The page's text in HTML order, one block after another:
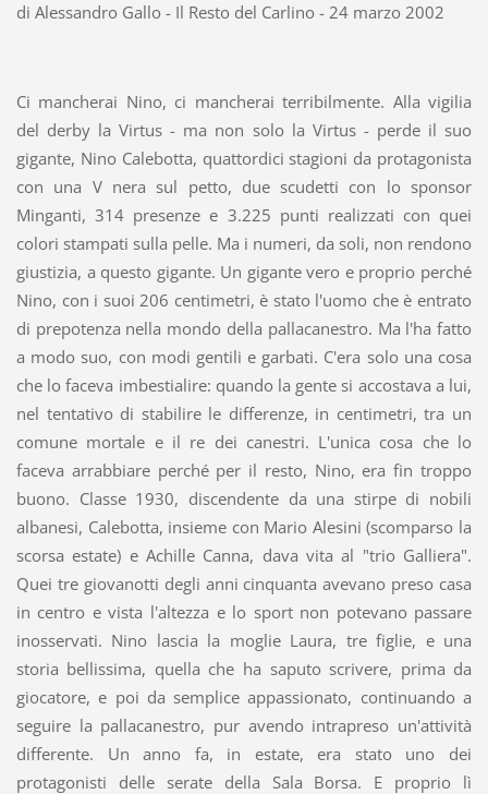
di Alessandro Gallo - Il Resto del Carlino - 24 marzo 2002
Ci mancherai Nino, ci mancherai terribilmente. Alla vigilia
del derby la Virtus - ma non solo la Virtus - perde il suo
gigante, Nino Calebotta, quattordici stagioni da protagonista
con una V nera sul petto, due scudetti con lo sponsor
Minganti, 314 presenze e 3.225 punti realizzati con quei
colori stampati sulla pelle. Ma i numeri, da soli, non rendono
giustizia, a questo gigante. Un gigante vero e proprio perché
Nino, con i suoi 206 centimetri, è stato l'uomo che è entrato
di prepotenza nella mondo della pallacanestro. Ma l'ha fatto
a modo suo, con modi gentili e garbati. C'era solo una cosa
che lo faceva imbestialire: quando la gente si accostava a lui,
nel tentativo di stabilire le differenze, in centimetri, tra un
comune mortale e il re dei canestri. L'unica cosa che lo
faceva arrabbiare perché per il resto, Nino, era fin troppo
buono. Classe 1930, discendente da una stirpe di nobili
albanesi, Calebotta, insieme con Mario Alesini (scomparso la
scorsa estate) e Achille Canna, dava vita al "trio Galliera".
Quei tre giovanotti degli anni cinquanta avevano preso casa
in centro e vista l'altezza e lo sport non potevano passare
inosservati. Nino lascia la moglie Laura, tre figlie, e una
storia bellissima, quella che ha saputo scrivere, prima da
giocatore, e poi da semplice appassionato, continuando a
seguire la pallacanestro, pur avendo intrapreso un'attività
differente. Un anno fa, in estate, era stato uno dei
protagonisti delle serate della Sala Borsa. E proprio lì